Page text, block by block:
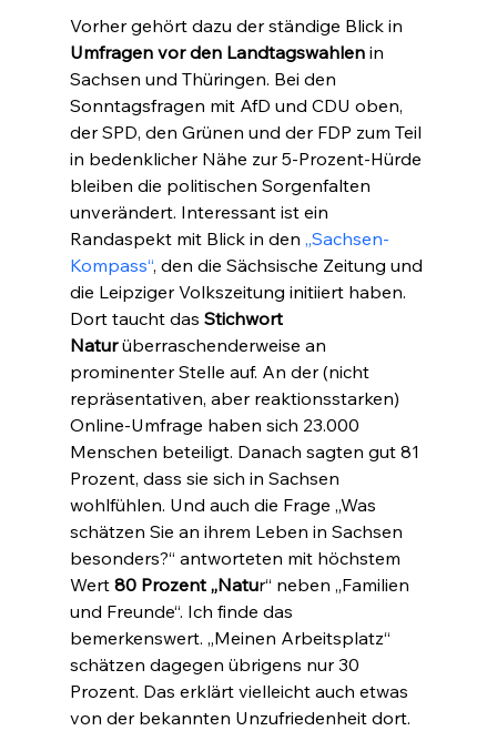
Vorher gehört dazu der ständige Blick in
Umfragen vor den Landtagswahlen in
Sachsen und Thüringen. Bei den
Sonntagsfragen mit AfD und CDU oben,
der SPD, den Grünen und der FDP zum Teil
in bedenklicher Nähe zur 5-Prozent-Hürde
bleiben die politischen Sorgenfalten
unverändert. Interessant ist ein
Randaspekt mit Blick in den „Sachsen-
Kompass“, den die Sächsische Zeitung und
die Leipziger Volkszeitung initiiert haben.
Dort taucht das Stichwort
Natur überraschenderweise an
prominenter Stelle auf. An der (nicht
repräsentativen, aber reaktionsstarken)
Online-Umfrage haben sich 23.000
Menschen beteiligt. Danach sagten gut 81
Prozent, dass sie sich in Sachsen
wohlfühlen. Und auch die Frage „Was
schätzen Sie an ihrem Leben in Sachsen
besonders?“ antworteten mit höchstem
Wert 80 Prozent „Natur“ neben „Familien
und Freunde“. Ich finde das
bemerkenswert. „Meinen Arbeitsplatz“
schätzen dagegen übrigens nur 30
Prozent. Das erklärt vielleicht auch etwas
von der bekannten Unzufriedenheit dort.